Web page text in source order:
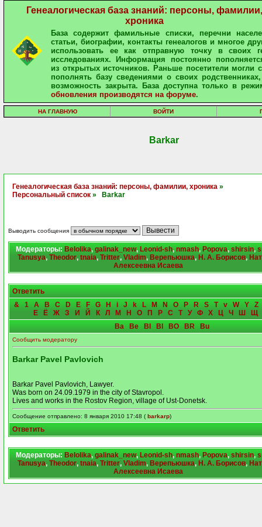
Генеалогическая база знаний: персоны, фамилии,
хроника
База содержит фамильные списки, перечни
статьи, биографии, контакты генеалогов и многое
использовать ее как отправную точку в своих
исследованиях. Информация постоянно
из открытых источников. Раньше посетители могли
пополнять базу сведениями о своих
возможность закрыта. База доступна только в
обновления производятся на форуме.
НА ГЛАВНУЮ ВОЙТИ
Barkar
Генеалогическая база знаний: персоны, фамилии, хроника »
Персональный список » Barkar
Выводить сообщения
Модераторы: Belolika, galinak_new, Leonid-sh, nmash, Popova, shirsin,
Tanusya, Theodor, tnaia, Tritter, Vladim, Верепьюшка, Н. А. Борисов,
Алексеевна Исаева
Ответить
&
1 A B C D E F G H i J k L M N O P R S T v W Y
Z
Е
Ё Ж З И Й К Л М Н О П Р С Т У Ф Х Ц Ч Ш
Щ
Ba
Be BI Bl BO BR Bu
Сообщить модератору
Barkar Pavel Pavlovich
Barkar Pavel Pavlovich, Lawyer.
Was born on 24.09.1979 in the city of Stavropol.
Lives and works in the Rostov Region, village of Ust-Donetsk.
Сообщение отправлено: 8 января 2010 17:48 ( barkarp)
Ответить
Модераторы: Belolika, galinak_new, Leonid-sh, nmash, Popova, shirsin,
Tanusya, Theodor, tnaia, Tritter, Vladim, Верепьюшка, Н. А. Борисов,
Алексеевна Исаева